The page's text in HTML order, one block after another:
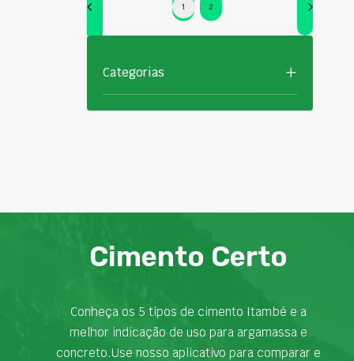
1 2
Categorias
Cimento Certo
Conheça os 5 tipos de cimento Itambé e a
melhor indicação de uso para argamassa e
concreto.Use nosso aplicativo para comparar e